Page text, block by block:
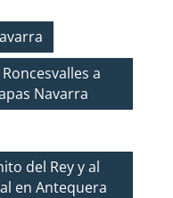
a
Navarra
del Rey y al
en Antequera